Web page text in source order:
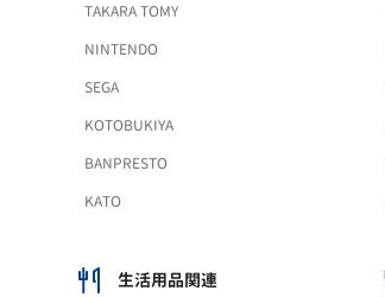
TAKARA TOMY
NINTENDO
SEGA
KOTOBUKIYA
BANPRESTO
KATO
生活用品関連